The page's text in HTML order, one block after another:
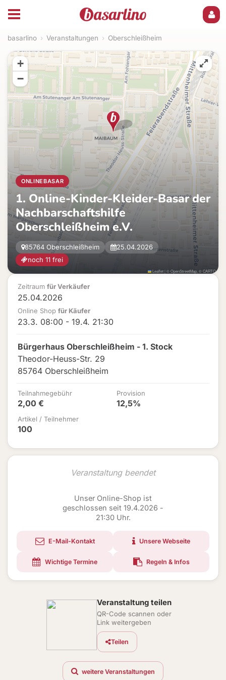
basarlino › Veranstaltungen › Oberschleißheim
Zeitraum für Verkäufer
25.04.2026
Online Shop für Käufer
23.3. 08:00 - 19.4. 21:30
Bürgerhaus Oberschleißheim - 1. Stock
Theodor-Heuss-Str. 29
85764 Oberschleißheim
Teilnahmegebühr
2,00 €
Provision
12,5%
Artikel / Teilnehmer
100
Veranstaltung beendet
Unser Online-Shop ist
geschlossen seit 19.4.2026 -
21:30 Uhr.
E-Mail-Kontakt Unsere Webseite
Wichtige Termine Regeln & Infos
ONLINEBASAR
1. Online-Kinder-Kleider-Basar der
Nachbarschaftshilfe
Oberschleißheim e.V.
85764 Oberschleißheim
25.04.2026
noch 11 frei
+
−
Leaflet|©OpenStreetMap , ©CARTO
Veranstaltung teilen
QR-Code scannen oder
Link weitergeben
Teilen
weitere Veranstaltungen